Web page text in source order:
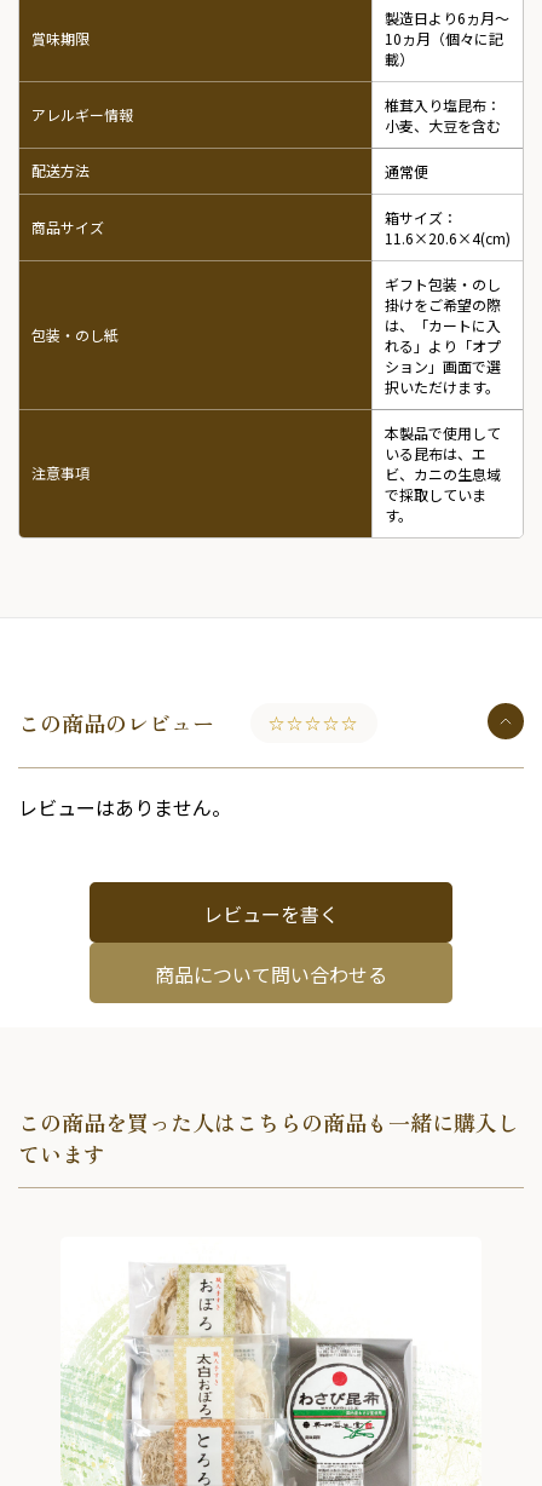
賞味期限
製造日より6ヵ月～
10ヵ月（個々に記
載）
アレルギー情報
椎茸入り塩昆布：
小麦、大豆を含む
配送方法 通常便
商品サイズ
箱サイズ：
11.6×20.6×4(cm)
包装・のし紙
ギフト包装・のし
掛けをご希望の際
は、「カートに入
れる」より「オプ
ション」画面で選
択いただけます。
注意事項
本製品で使用して
いる昆布は、エ
ビ、カニの生息域
で採取していま
す。
この商品のレビュー ☆☆☆☆☆
レビューはありません。
レビューを書く
商品について問い合わせる
この商品を買った人はこちらの商品も一緒に購入し
ています